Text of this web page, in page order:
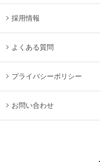
採用情報
よくある質問
プライバシーポリシー
お問い合わせ